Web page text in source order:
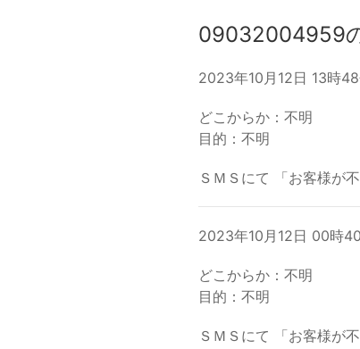
09032004959
2023年10月12日 13時
どこからか：不明
目的：不明
ＳＭＳにて 「お客様が
2023年10月12日 00時
どこからか：不明
目的：不明
ＳＭＳにて 「お客様が